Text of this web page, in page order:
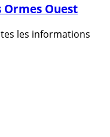
Ouest
les informations